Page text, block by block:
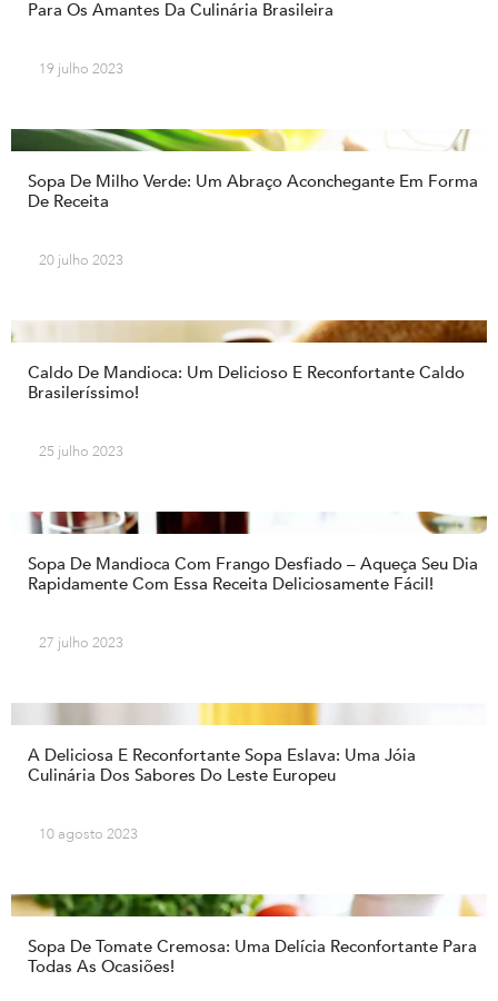
Para Os Amantes Da Culinária Brasileira
19 julho 2023
Sopa De Milho Verde: Um Abraço Aconchegante Em Forma
De Receita
20 julho 2023
Caldo De Mandioca: Um Delicioso E Reconfortante Caldo
Brasileríssimo!
25 julho 2023
Sopa De Mandioca Com Frango Desfiado – Aqueça Seu Dia
Rapidamente Com Essa Receita Deliciosamente Fácil!
27 julho 2023
A Deliciosa E Reconfortante Sopa Eslava: Uma Jóia
Culinária Dos Sabores Do Leste Europeu
10 agosto 2023
Sopa De Tomate Cremosa: Uma Delícia Reconfortante Para
Todas As Ocasiões!